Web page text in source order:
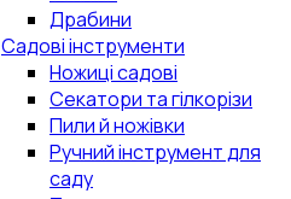
Драбини
Садові інструменти
Ножиці садові
Секатори та гілкорізи
Пили й ножівки
Ручний інструмент для
саду